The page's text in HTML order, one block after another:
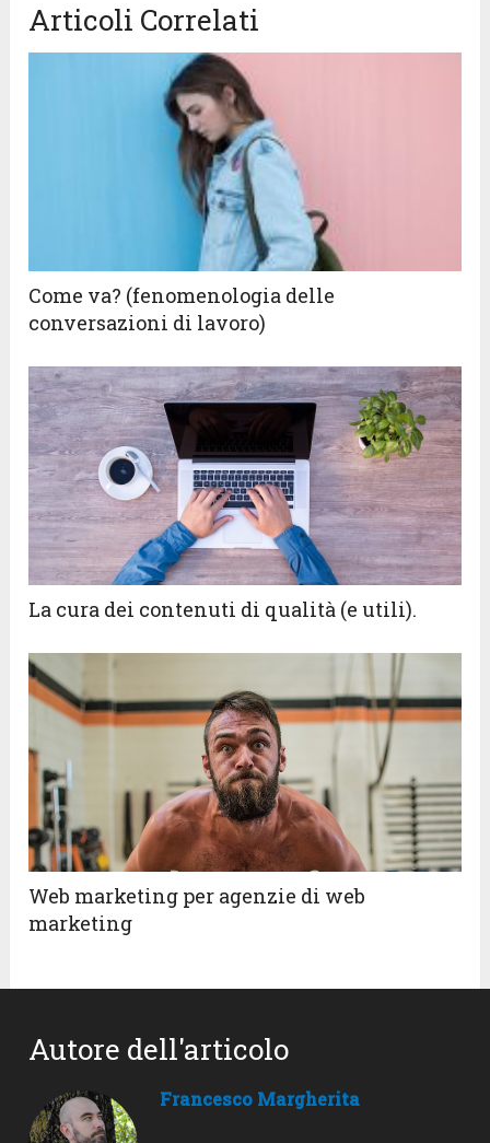
Articoli Correlati
Come va? (fenomenologia delle
conversazioni di lavoro)
La cura dei contenuti di qualità (e utili).
Web marketing per agenzie di web
marketing
Autore dell'articolo
Francesco Margherita